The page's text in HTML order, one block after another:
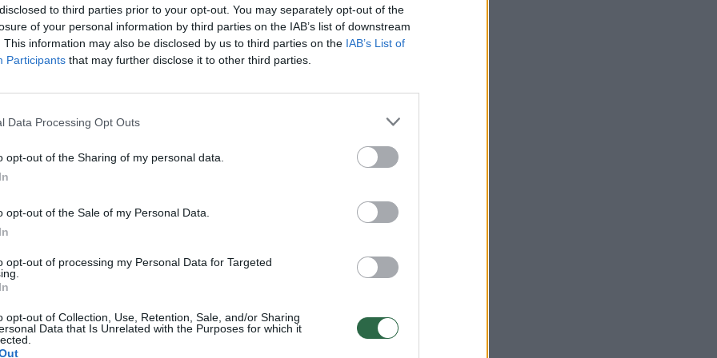
to third parties prior to your opt-out. You may separately opt-out of the
of your personal information by third parties on the IAB’s list of downstream
This information may also be disclosed by us to third parties on the IAB’s List of
Participants that may further disclose it to other third parties.
Data Processing Opt Outs
opt-out of the Sharing of my personal data.
opt-out of the Sale of my Personal Data.
opt-out of processing my Personal Data for Targeted
opt-out of Collection, Use, Retention, Sale, and/or Sharing
Data that Is Unrelated with the Purposes for which it
Vokietija pristatė
naujuosius tankus
pamatysime juos ir
Lietuvoje
Po kritikos Vokietijos
vieną nekariauja